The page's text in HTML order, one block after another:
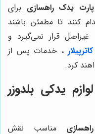
یدک راهسازی برای
کنند تا مطمئن باشند
قرار نمی‌گیرد و
، خدمات پس از
کرد.
یدکی بلدوزر
مناسب نقش